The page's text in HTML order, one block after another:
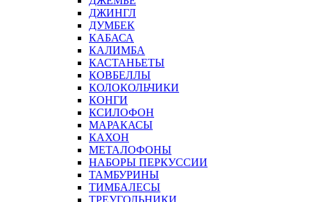
ДЖИНГЛ
ДУМБЕК
КАБАСА
КАЛИМБА
КАСТАНЬЕТЫ
КОВБЕЛЛЫ
КОЛОКОЛЬЧИКИ
КОНГИ
КСИЛОФОН
МАРАКАСЫ
КАХОН
МЕТАЛОФОНЫ
НАБОРЫ ПЕРКУССИИ
ТАМБУРИНЫ
ТИМБАЛЕСЫ